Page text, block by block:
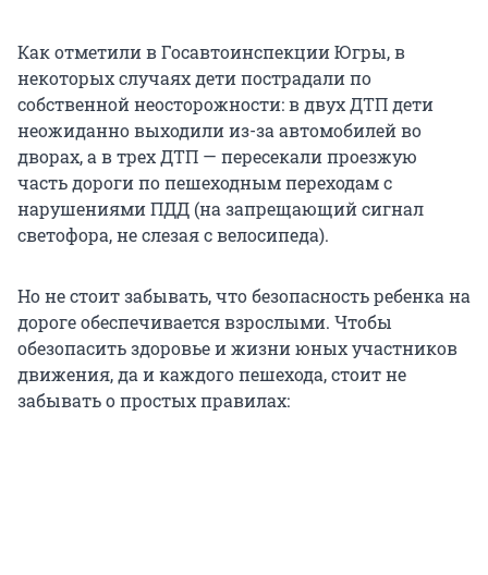
Как отметили в Госавтоинспекции Югры, в
некоторых случаях дети пострадали по
собственной неосторожности: в двух ДТП дети
неожиданно выходили из-за автомобилей во
дворах, а в трех ДТП — пересекали проезжую
часть дороги по пешеходным переходам с
нарушениями ПДД (на запрещающий сигнал
светофора, не слезая с велосипеда).
Но не стоит забывать, что безопасность ребенка на
дороге обеспечивается взрослыми. Чтобы
обезопасить здоровье и жизни юных участников
движения, да и каждого пешехода, стоит не
забывать о простых правилах: